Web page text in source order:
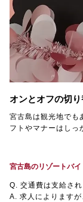
オンとオフの切り
宮古島は観光地でも
フトやマナーはしっ
宮古島のリゾートバ
Q. 交通費は支給され
A. 求人によります